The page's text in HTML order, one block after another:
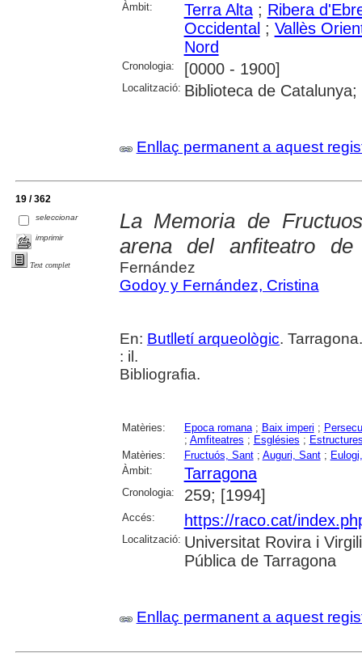
Àmbit: Terra Alta; Ribera
Occidental ; Vallès
Nord
Cronologia: [0000 - 1900]
Localització: Biblioteca de
Enllaç permanent a aquest
19 / 362
seleccionar
imprimir
Text complet
La Memoria de
arena del anfiteatro de
Fernández
Godoy y Fernández, Cristina
En: Butlletí arqueològic.
: il.
Bibliografia.
Matèries: Epoca romana; Baix imperi ;
; Amfiteatres ; Esglésies ;
Matèries:
Fructuós, Sant; Auguri, Sant;
Àmbit:
Tarragona
Cronologia: 259; [1994]
Accés: https://raco.cat/
Localització: Universitat Rovira i
Pública de Tarragona
Enllaç permanent a aquest